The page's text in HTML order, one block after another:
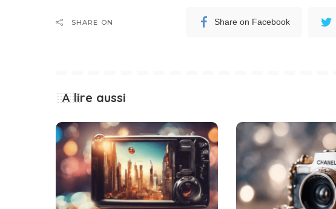
SHARE ON Share on Facebook
A lire aussi